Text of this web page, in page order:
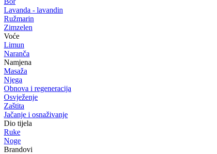
Lavanda - lavandin
Ružmarin
Zimzelen
Voće
Limun
Naranča
Namjena
Masaža
Njega
Obnova i regeneracija
Osvježenje
Zaštita
Jačanje i osnaživanje
Dio tijela
Ruke
Noge
Brandovi